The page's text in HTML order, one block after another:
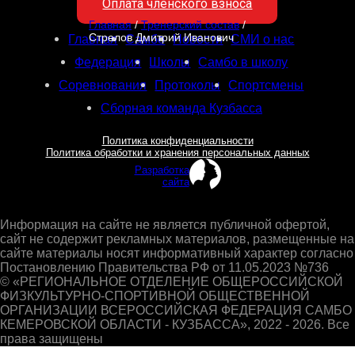
Главная/Тренерский состав/
Стрелов Дмитрий Иванович
Оплата членского взноса
Главная Самбо Новости СМИ о нас
Федерация
Школы
Самбо в школу
Соревнования
Протоколы
Спортсмены
Сборная команда Кузбасса
Политика конфиденциальности
Политика обработки и хранения персональных данных
Разработка
сайта
Информация на сайте не является публичной офертой,
сайт не содержит рекламных материалов, размещенные на
сайте материалы носят информативный характер согласно
Постановлению Правительства РФ от 11.05.2023 №736
© «РЕГИОНАЛЬНОЕ ОТДЕЛЕНИЕ ОБЩЕРОССИЙСКОЙ
ФИЗКУЛЬТУРНО-СПОРТИВНОЙ ОБЩЕСТВЕННОЙ
ОРГАНИЗАЦИИ ВСЕРОССИЙСКАЯ ФЕДЕРАЦИЯ САМБО
КЕМЕРОВСКОЙ ОБЛАСТИ - КУЗБАССА», 2022 - 2026. Все
права защищены